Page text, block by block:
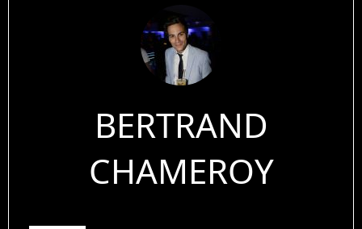
BERTRAND
CHAMEROY